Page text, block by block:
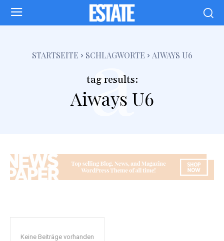
STARTSEITE SCHLAGWORTE AIWAYS U6
tag results:
Aiways U6
a
Keine Beiträge vorhanden